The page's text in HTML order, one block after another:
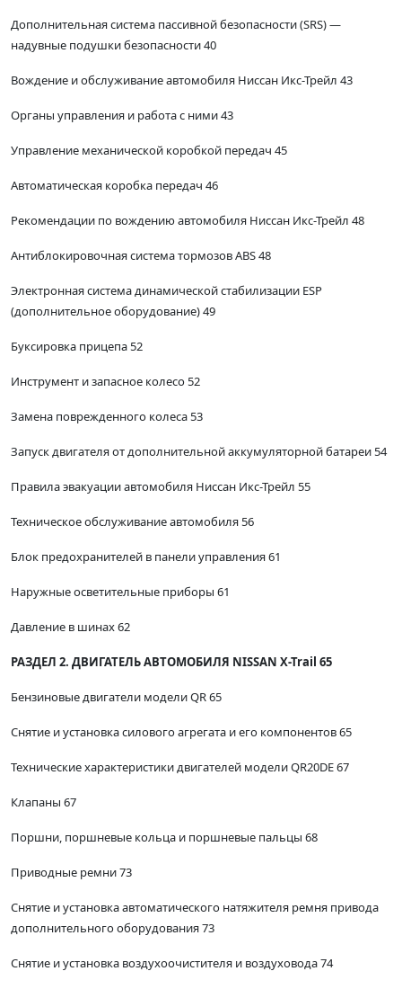
Дополнительная система пассивной безопасности (SRS) —
надувные подушки безопасности 40
Вождение и обслуживание автомобиля Ниссан Икс-Трейл 43
Органы управления и работа с ними 43
Управление механической коробкой передач 45
Автоматическая коробка передач 46
Рекомендации по вождению автомобиля Ниссан Икс-Трейл 48
Антиблокировочная система тормозов ABS 48
Электронная система динамической стабилизации ESP
(дополнительное оборудование) 49
Буксировка прицепа 52
Инструмент и запасное колесо 52
Замена поврежденного колеса 53
Запуск двигателя от дополнительной аккумуляторной батареи 54
Правила эвакуации автомобиля Ниссан Икс-Трейл 55
Техническое обслуживание автомобиля 56
Блок предохранителей в панели управления 61
Наружные осветительные приборы 61
Давление в шинах 62
РАЗДЕЛ 2. ДВИГАТЕЛЬ АВТОМОБИЛЯ NISSAN X-Trail 65
Бензиновые двигатели модели QR 65
Снятие и установка силового агрегата и его компонентов 65
Технические характеристики двигателей модели QR20DE 67
Клапаны 67
Поршни, поршневые кольца и поршневые пальцы 68
Приводные ремни 73
Снятие и установка автоматического натяжителя ремня привода
дополнительного оборудования 73
Снятие и установка воздухоочистителя и воздуховода 74